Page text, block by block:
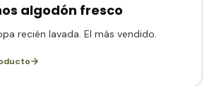
algodón fresco
recién lavada. El más vendido.